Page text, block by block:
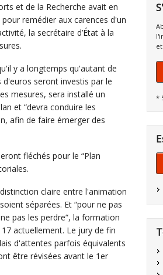
et de la Recherche avait en
pour remédier aux carences d'un
la secrétaire d’État à la
y a longtemps qu'autant de
seront investis par le
mesures, sera installé un
et “devra conduire les
afin de faire émerger des
fléchés pour le “Plan
claire entre l'animation
séparées. Et “pour ne pas
pas les perdre“, la formation
actuellement. Le jury de fin
d'attentes parfois équivalents
être révisées avant le 1er
*